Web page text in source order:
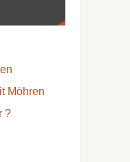
Möhren
?